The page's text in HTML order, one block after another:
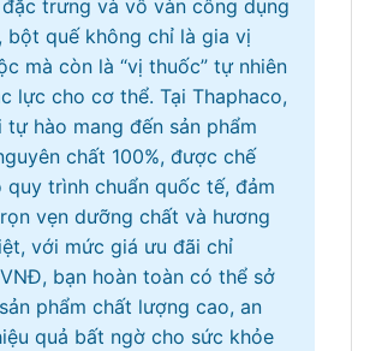
trưng và vô vàn công dụng
bột quế không chỉ là gia vị
mà còn là “vị thuốc” tự nhiên
lực cho cơ thể. Tại Thaphaco,
tự hào mang đến sản phẩm
chất 100%, được chế
quy trình chuẩn quốc tế, đảm
vẹn dưỡng chất và hương
với mức giá ưu đãi chỉ
bạn hoàn toàn có thể sở
phẩm chất lượng cao, an
quả bất ngờ cho sức khỏe